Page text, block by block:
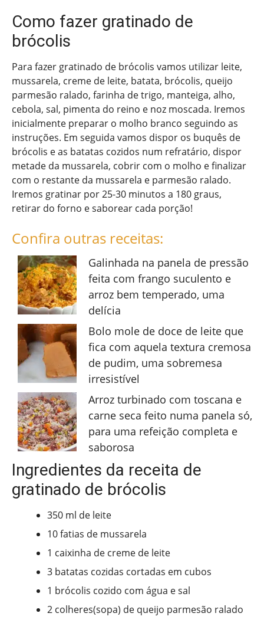
Como fazer gratinado de
brócolis
Para fazer gratinado de brócolis vamos utilizar leite,
mussarela, creme de leite, batata, brócolis, queijo
parmesão ralado, farinha de trigo, manteiga, alho,
cebola, sal, pimenta do reino e noz moscada. Iremos
inicialmente preparar o molho branco seguindo as
instruções. Em seguida vamos dispor os buquês de
brócolis e as batatas cozidos num refratário, dispor
metade da mussarela, cobrir com o molho e finalizar
com o restante da mussarela e parmesão ralado.
Iremos gratinar por 25-30 minutos a 180 graus,
retirar do forno e saborear cada porção!
Confira outras receitas:
Galinhada na panela de pressão
feita com frango suculento e
arroz bem temperado, uma
delícia
Bolo mole de doce de leite que
fica com aquela textura cremosa
de pudim, uma sobremesa
irresistível
Arroz turbinado com toscana e
carne seca feito numa panela só,
para uma refeição completa e
saborosa
Ingredientes da receita de
gratinado de brócolis
350 ml de leite
10 fatias de mussarela
1 caixinha de creme de leite
3 batatas cozidas cortadas em cubos
1 brócolis cozido com água e sal
2 colheres(sopa) de queijo parmesão ralado